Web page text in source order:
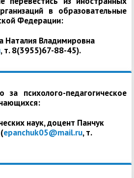
в образовательные
Федерации:
Наталия Владимировна
, т. 8(3955)67-88-45).
за психолого-педагогическое
наук, доцент Панчук
epanchuk05@mail.ru, т.